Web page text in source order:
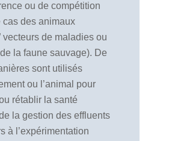
ou de compétition
cas des animaux
vecteurs de maladies ou
la faune sauvage). De
sont utilisés
ou l’animal pour
rétablir la santé
la gestion des effluents
à l’expérimentation